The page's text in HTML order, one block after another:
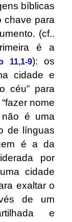
bíblicas
chave para
(cf..
é a
11,1-9): os
cidade e
céu” para
nome
não é uma
de línguas
é a da
por
cidade
exaltar o
de um
e